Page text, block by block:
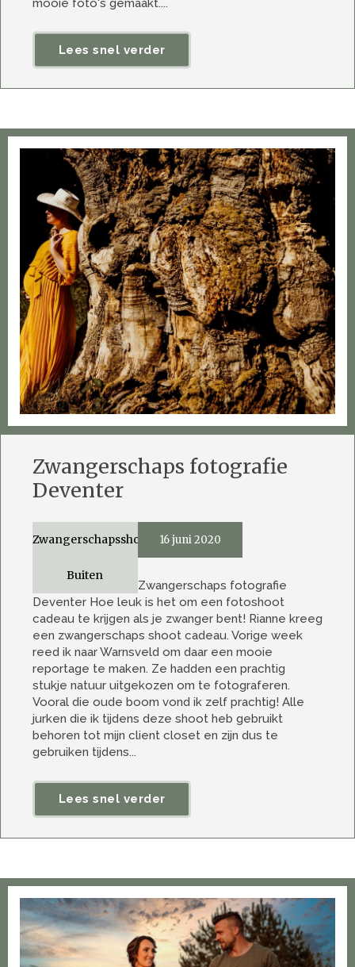
Lees snel verder
Zwangerschaps fotografie
Deventer
16 juni 2020
Zwangerschapsshoot
Buiten
Zwangerschaps fotografie
Deventer Hoe leuk is het om een fotoshoot
cadeau te krijgen als je zwanger bent! Rianne kreeg
een zwangerschaps shoot cadeau. Vorige week
reed ik naar Warnsveld om daar een mooie
reportage te maken. Ze hadden een prachtig
stukje natuur uitgekozen om te fotograferen.
Vooral die oude boom vond ik zelf prachtig! Alle
jurken die ik tijdens deze shoot heb gebruikt
behoren tot mijn client closet en zijn dus te
gebruiken tijdens...
Lees snel verder